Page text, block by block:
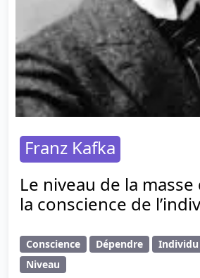
Franz Kafka
Le niveau de la
la conscience de
Conscience Dépendre Individu
Niveau